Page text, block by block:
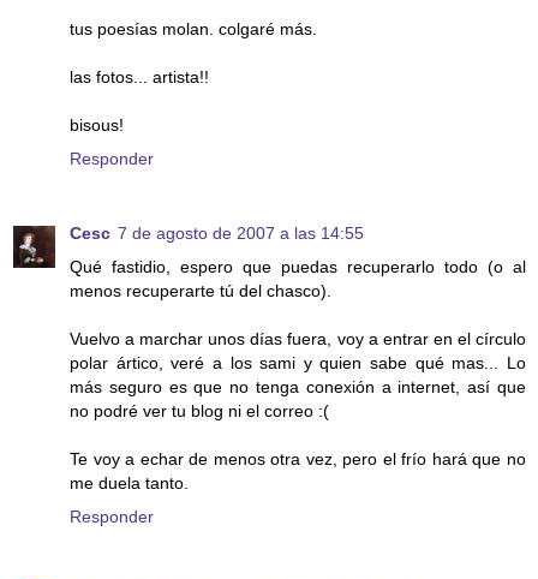
tus poesías molan. colgaré más.
las fotos... artista!!
bisous!
Responder
Cesc 7 de agosto de 2007 a las 14:55
Qué fastidio, espero que puedas recuperarlo todo (o al
menos recuperarte tú del chasco).
Vuelvo a marchar unos días fuera, voy a entrar en el círculo
polar ártico, veré a los sami y quien sabe qué mas... Lo
más seguro es que no tenga conexión a internet, así que
no podré ver tu blog ni el correo :(
Te voy a echar de menos otra vez, pero el frío hará que no
me duela tanto.
Responder